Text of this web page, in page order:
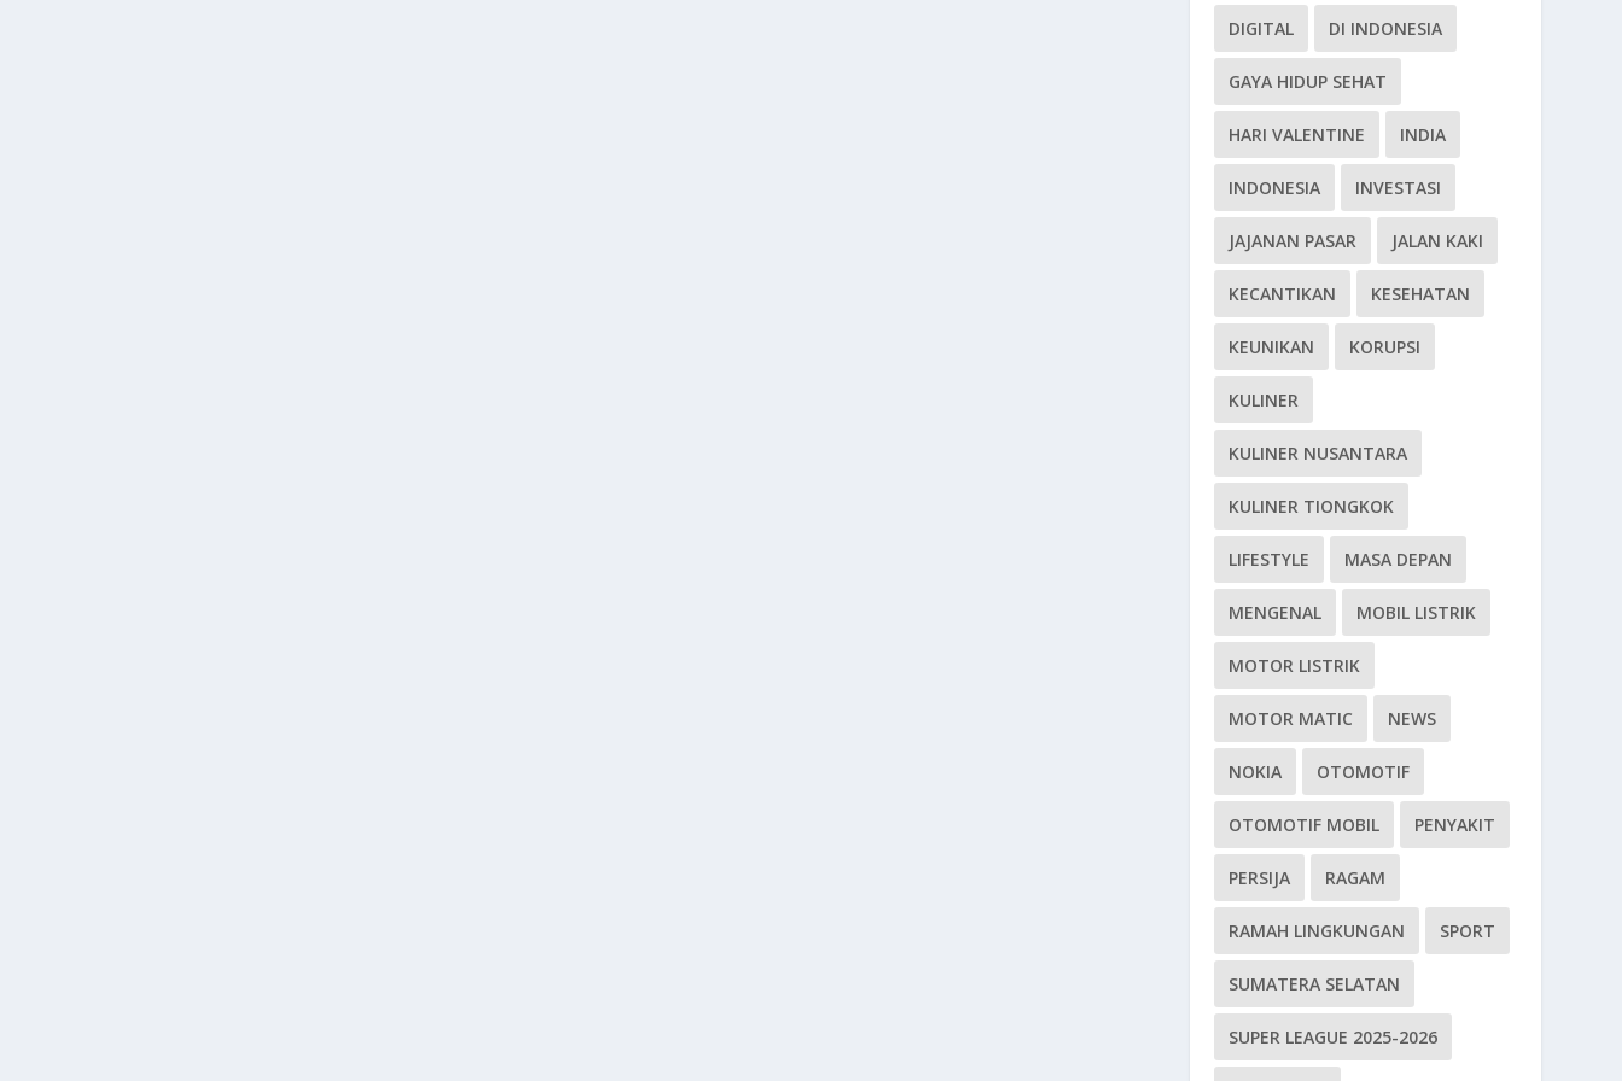
DIGITAL DI INDONESIA
GAYA HIDUP SEHAT
HARI VALENTINE INDIA
INDONESIA INVESTASI
JAJANAN PASAR JALAN KAKI
KECANTIKAN KESEHATAN
KEUNIKAN KORUPSI
KULINER
KULINER NUSANTARA
KULINER TIONGKOK
LIFESTYLE MASA DEPAN
MENGENAL MOBIL LISTRIK
MOTOR LISTRIK
MOTOR MATIC NEWS
NOKIA OTOMOTIF
OTOMOTIF MOBIL PENYAKIT
PERSIJA RAGAM
RAMAH LINGKUNGAN SPORT
SUMATERA SELATAN
SUPER LEAGUE 2025-2026